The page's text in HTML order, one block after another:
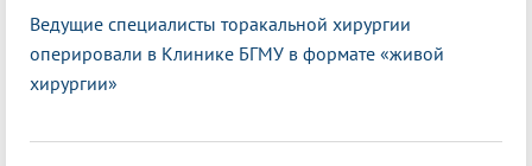
Ведущие специалисты торакальной хирургии
оперировали в Клинике БГМУ в формате «живой
хирургии»